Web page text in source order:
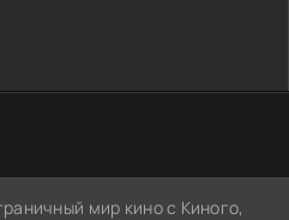
мир кино с Киного,